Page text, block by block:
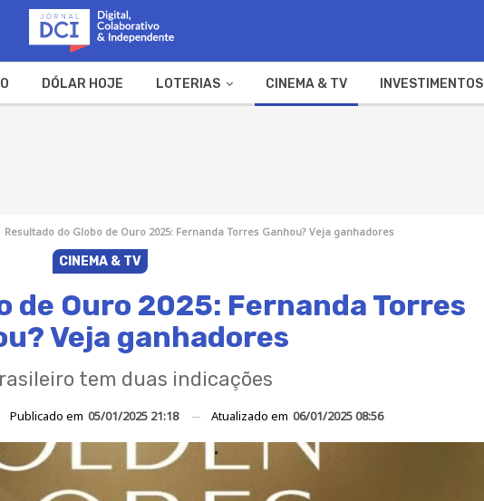
DÓLAR HOJE LOTERIAS CINEMA & TV INVESTIMENTOS
Resultado do Globo de Ouro 2025: Fernanda Torres Ganhou? Veja ganhadores
CINEMA & TV
de Ouro 2025: Fernanda Torres
Veja ganhadores
tem duas indicações
Publicado em 05/01/2025 21:18 Atualizado em 06/01/2025 08:56